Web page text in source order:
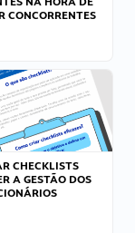
CONCORRENTES
CHECKLISTS
A GESTÃO DOS